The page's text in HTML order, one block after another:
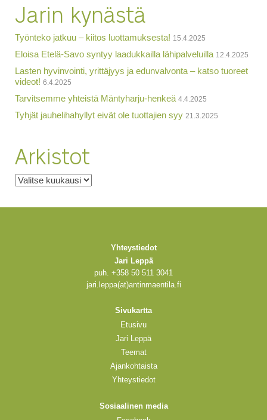
Jarin kynästä
Työnteko jatkuu – kiitos luottamuksesta! 15.4.2025
Eloisa Etelä-Savo syntyy laadukkailla lähipalveluilla 12.4.2025
Lasten hyvinvointi, yrittäjyys ja edunvalvonta – katso tuoreet
videot! 6.4.2025
Tarvitsemme yhteistä Mäntyharju-henkeä 4.4.2025
Tyhjät jauhelihahyllyt eivät ole tuottajien syy 21.3.2025
Arkistot
Arkistot
Yhteystiedot
Jari Leppä
puh. +358 50 511 3041
jari.leppa(at)antinmaentila.fi
Sivukartta
Etusivu
Jari Leppä
Teemat
Ajankohtaista
Yhteystiedot
Sosiaalinen media